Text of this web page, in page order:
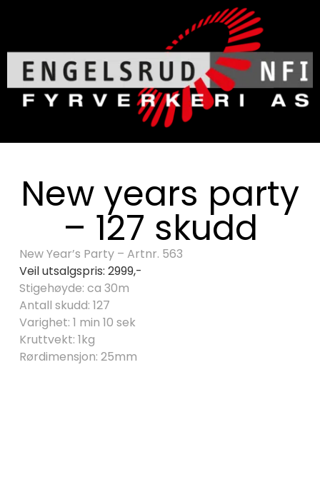
New years party
– 127 skudd
New Year’s Party – Artnr. 563
Veil utsalgspris: 2999,-
Stigehøyde: ca 30m
Antall skudd: 127
Varighet: 1 min 10 sek
Kruttvekt: 1kg
Rørdimensjon: 25mm